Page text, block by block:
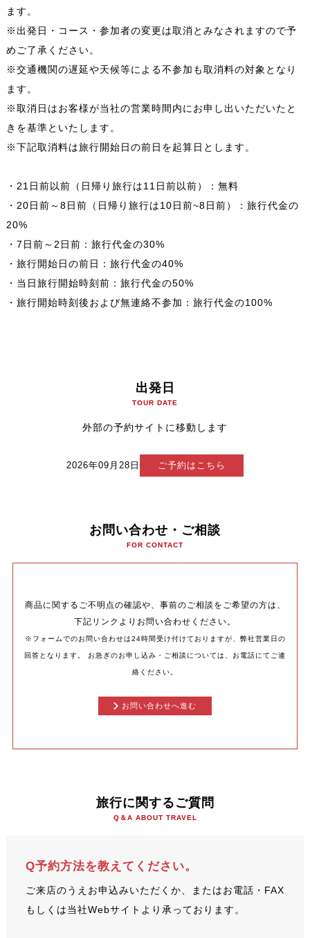
ます。
※出発日・コース・参加者の変更は取消とみなされますので予
めご了承ください。
※交通機関の遅延や天候等による不参加も取消料の対象となり
ます。
※取消日はお客様が当社の営業時間内にお申し出いただいたと
きを基準といたします。
※下記取消料は旅行開始日の前日を起算日とします。
・21日前以前（日帰り旅行は11日前以前）：無料
・20日前～8日前（日帰り旅行は10日前~8日前）：旅行代金の
20%
・7日前～2日前：旅行代金の30%
・旅行開始日の前日：旅行代金の40%
・当日旅行開始時刻前：旅行代金の50%
・旅行開始時刻後および無連絡不参加：旅行代金の100%
出発日
TOUR DATE
外部の予約サイトに移動します
2026年09月28日 ご予約はこちら
お問い合わせ・ご相談
FOR CONTACT
商品に関するご不明点の確認や、事前のご相談をご希望の方は、
下記リンクよりお問い合わせください。
※フォームでのお問い合わせは24時間受け付けておりますが、弊社営業日の
回答となります。 お急ぎのお申し込み・ご相談については、お電話にてご連
絡ください。
お問い合わせへ進む
旅行に関するご質問
Q＆A ABOUT TRAVEL
Q予約方法を教えてください。
ご来店のうえお申込みいただくか、またはお電話・FAX
もしくは当社Webサイトより承っております。